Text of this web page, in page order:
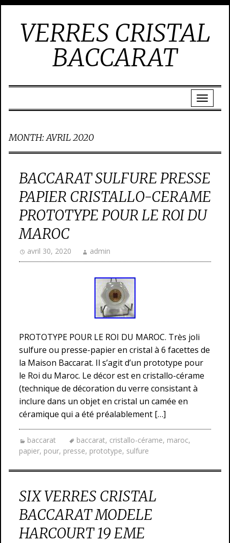
VERRES CRISTAL
BACCARAT
MONTH:AVRIL 2020
BACCARAT SULFURE PRESSE
PAPIER CRISTALLO-CERAME
PROTOTYPE POUR LE ROI DU
MAROC
avril 30, 2020 admin
PROTOTYPE POUR LE ROI DU MAROC. Très joli
sulfure ou presse-papier en cristal à 6 facettes de
la Maison Baccarat. Il s’agit d’un prototype pour
le Roi du Maroc. Le décor est en cristallo-cérame
(technique de décoration du verre consistant à
inclure dans un objet en cristal un camée en
céramique qui a été préalablement […]
baccarat baccarat, cristallo-cérame, maroc,
papier, pour, presse, prototype, sulfure
SIX VERRES CRISTAL
BACCARAT MODELE
HARCOURT 19 EME